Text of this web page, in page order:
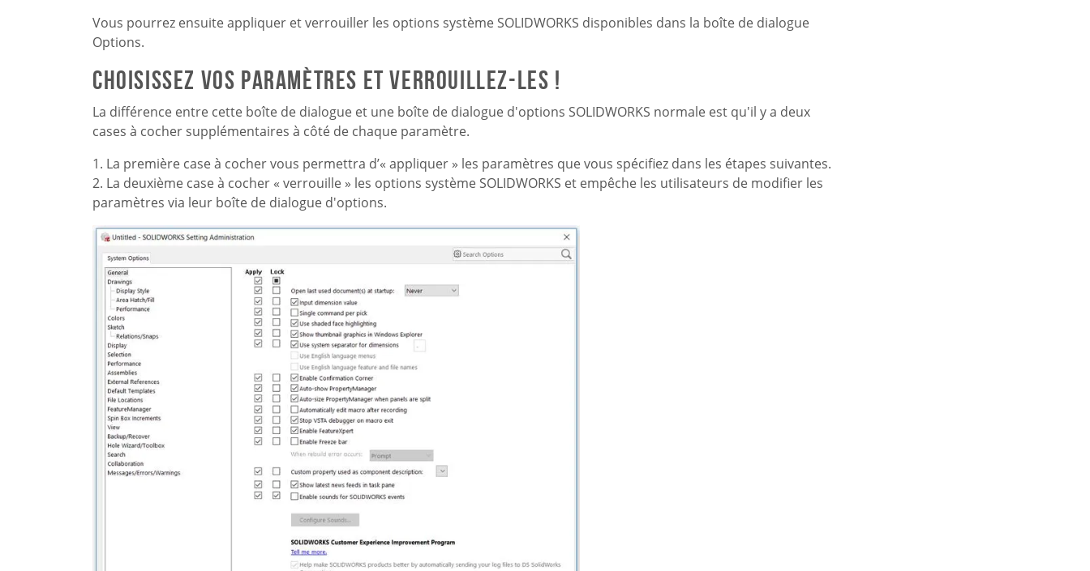
Vous pourrez ensuite appliquer et verrouiller les options système SOLIDWORKS disponibles dans la boîte de dialogue
Options.
Choisissez vos paramètres et verrouillez-les !
La différence entre cette boîte de dialogue et une boîte de dialogue d'options SOLIDWORKS normale est qu'il y a deux
cases à cocher supplémentaires à côté de chaque paramètre.
1. La première case à cocher vous permettra d’« appliquer » les paramètres que vous spécifiez dans les étapes suivantes.
2. La deuxième case à cocher « verrouille » les options système SOLIDWORKS et empêche les utilisateurs de modifier les
paramètres via leur boîte de dialogue d'options.